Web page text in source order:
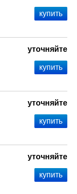
уточняйте
уточняйте
уточняйте